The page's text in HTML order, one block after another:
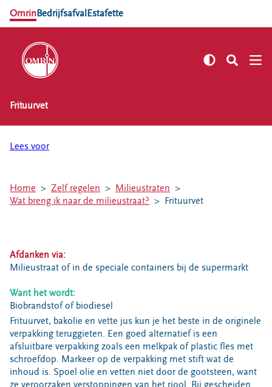
OmrinBedrijfsafval Estafette
NL EN
Afval scheiden
Milieustraten
Afval aanmelden
Ons verhaal
Nieuws
Ontdek Omrin
Over Omrin
Hier werken we aan
Frituurvet
Lees voor
Home Zelf regelen
Milieustraten
Wat breng ik naar de milieustraat?
Frituurvet
Afdanken via:
Milieustraat of in de speciale containers bij de supermarkt
Want het wordt:
Biobrandstof of biodiesel
Frituurvet, bakolie en vette jus kun je het beste in de originele
verpakking teruggieten. Een goed alternatief is een
afsluitbare verpakking zoals een melkpak of plastic fles met
schroefdop. Markeer op de verpakking met stift wat de
inhoud is. Spoel olie en vetten niet door de gootsteen, want
ze veroorzaken verstoppingen van het riool. Bij gescheiden